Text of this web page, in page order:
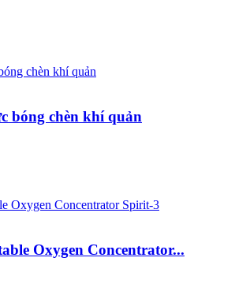
bóng chèn khí quản
Oxygen Concentrator...